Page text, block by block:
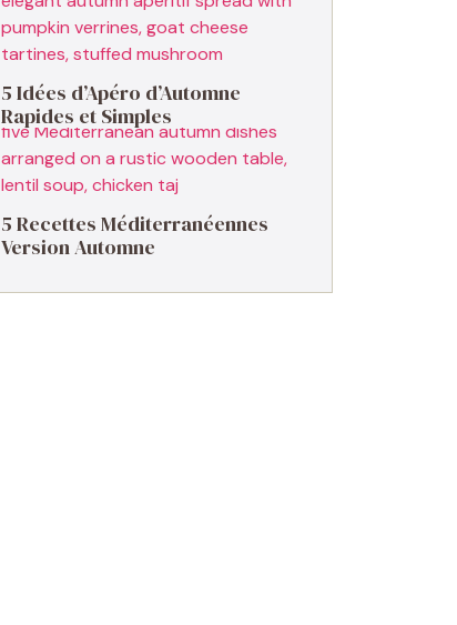
5 Idées d’Apéro d’Automne
Rapides et Simples
5 Recettes Méditerranéennes
Version Automne